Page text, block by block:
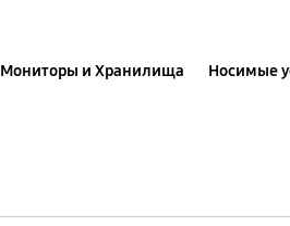
Мониторы и Хранилища Носимые